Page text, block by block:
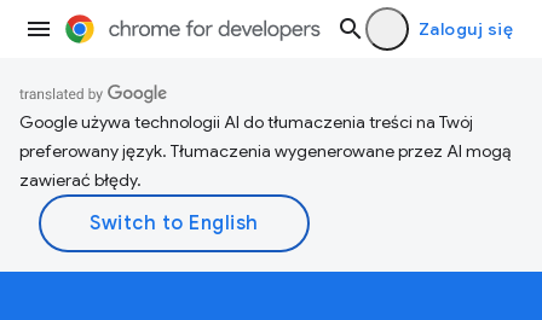
Zaloguj się
Google używa technologii AI do tłumaczenia treści na Twój
preferowany język. Tłumaczenia wygenerowane przez AI mogą
zawierać błędy.